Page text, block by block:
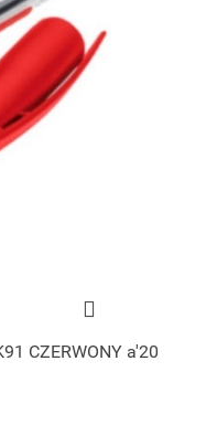
CZERWONY a'20